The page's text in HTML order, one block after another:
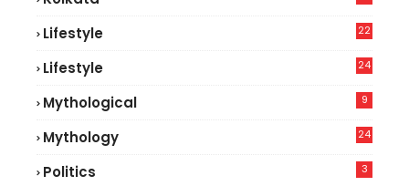
Lifestyle
22
Lifestyle
24
Mythological 9
Mythology 24
Politics 3